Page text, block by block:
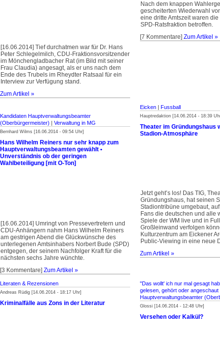
[16.06.2014] Tief durchatmen war für Dr. Hans
Peter Schlegelmilch, CDU-Fraktionsvorsitzender
im Mönchengladbacher Rat (im Bild mit seiner
Frau Claudia) angesagt, als er uns nach dem
Ende des Trubels im Rheydter Ratsaal für ein
Interview zur Verfügung stand.
Zum Artikel »
Nach dem knappen
gescheiterten Wiederwahl
eine dritte Amtszeit waren
SPD-Ratsfraktion betroffen.
[7 Kommentare] Zum Artikel »
Kandidaten Hauptverwaltungsbeamter
(Oberbürgermeister) | Verwaltung in MG
Bernhard Wilms [16.06.2014 - 09:54 Uhr]
Hans Wilhelm Reiners nur sehr knapp zum
Hauptverwaltungsbeamten gewählt •
Unverständnis ob der geringen
Wahlbeteiligung [mit O-Ton]
[16.06.2014] Umringt von Pressevertretern und
CDU-Anhängern nahm Hans Wilhelm Reiners
am gestrigen Abend die Glückwünsche des
unterlegenen Amtsinhabers Norbert Bude (SPD)
entgegen, der seinem Nachfolger Kraft für die
nächsten sechs Jahre wünchte.
[3 Kommentare] Zum Artikel »
Eicken | Fussball
Hauptredaktion [14.06.2014 - 18:39
Theater im Gründungshaus
Stadion-Atmosphäre
Jetzt geht’s los! Das TIG,
Gründungshaus, hat seinen
Stadiontribüne umgebaut,
Fans die deutschen und alle
Spiele der WM live und in
Großleinwand verfolgen
Kulturzentrum am Eickener
Public-Viewing in eine neue
Zum Artikel »
Literaten & Rezensionen
Andreas Rüdig [14.06.2014 - 18:17 Uhr]
Kriminalfälle aus Zons in der Literatur
"Das wollt' ich nur mal gesagt
gelesen, gehört oder angeschaut
Hauptverwaltungsbeamter
Glossi [14.06.2014 - 12:48 Uhr]
Versehen oder Kalkül?